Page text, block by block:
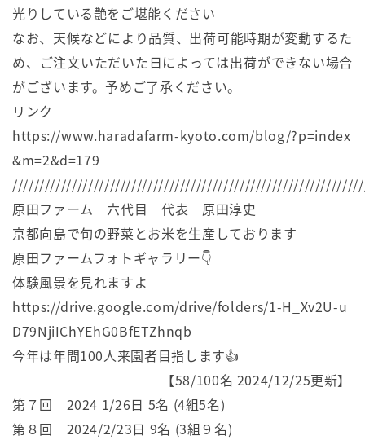
光りしている艶をご堪能ください
なお、天候などにより品質、出荷可能時期が変動するた
め、ご注文いただいた日によっては出荷ができない場合
がございます。予めご了承ください。
リンク
https://www.haradafarm-kyoto.com/blog/?p=index
&m=2&d=179
原田ファーム 六代目 代表 原田淳史
京都向島で旬の野菜とお米を生産しております
原田ファームフォトギャラリー👇
体験風景を見れますよ
https://drive.google.com/drive/folders/1-H_Xv2U-u
D79NjiIChYEhG0BfETZhnqb
今年は年間100人来園者目指します👍
【58/100名 2024/12/25更新】
第７回 2024 1/26日 5名 (4組5名)
第８回 2024/2/23日 9名 (3組９名)